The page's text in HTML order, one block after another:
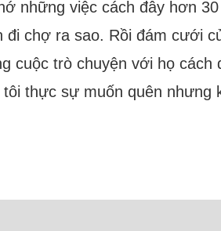
những việc cách đây hơn
chợ ra sao. Rồi đám cưới
cuộc trò chuyện với họ
thực sự muốn quên nhưng